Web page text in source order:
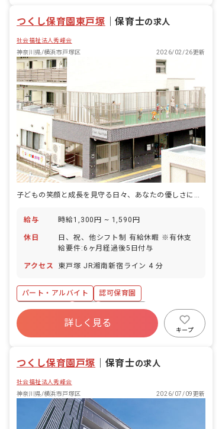
つくし保育園東戸塚 ｜保育士の求人
社会福祉法人秀峰会
神奈川県/横浜市戸塚区
2026/02/26更新
子どもの笑顔と成長を見守る日々、あなたの優しさに時給1,300円〜
給与 時給1,300円 ~ 1,590円
休日
日、祝、他シフト制 有給休暇 ※有休支
給要件:6ヶ月経過後5日付与
アクセス 東戸塚 JR湘南新宿ライン 4 分
パート・アルバイト
認可保育園
社会保険完備
有給
残業少なめ
昇給昇進あり
産休育休制度
社会福祉法人
詳しく見る
キープ
つくし保育園戸塚 保育士の求人
社会福祉法人秀峰会
神奈川県/横浜市戸塚区
2026/07/09更新